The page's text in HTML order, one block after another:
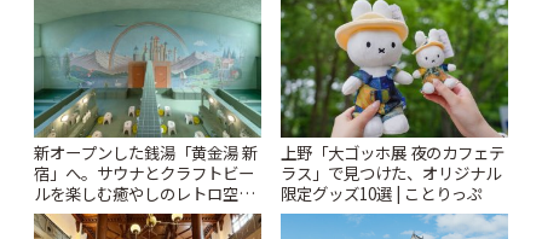
新オープンした銭湯「黄金湯 新
宿」へ。サウナとクラフトビー
ルを楽しむ癒やしのレトロ空間
| ことりっぷ
上野「大ゴッホ展 夜のカフェテ
ラス」で見つけた、オリジナル
限定グッズ10選 | ことりっぷ